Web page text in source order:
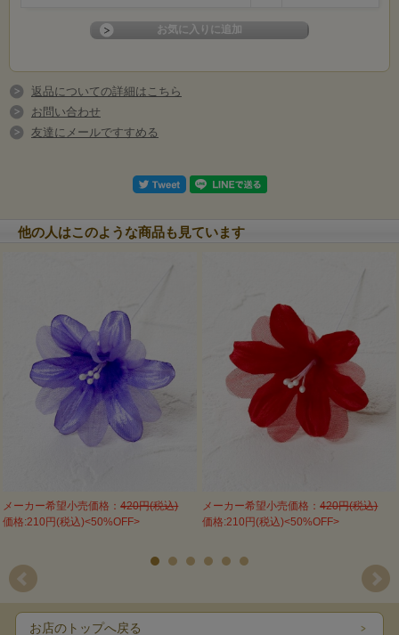
返品についての詳細はこちら
お問い合わせ
友達にメールですすめる
他の人はこのような商品も見ています
メーカー希望小売価格：420円(税込)
価格:210円(税込)<50%OFF>
メーカー希望小売価格：420円(税込)
価格:210円(税込)<50%OFF>
お店のトップへ戻る